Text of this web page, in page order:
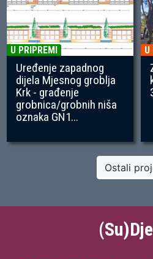
U PRIPREMI
Uređenje zapadnog
dijela Mjesnog groblja
Krk - građenje
grobnica/grobnih niša
oznaka GN1...
U
Ostali